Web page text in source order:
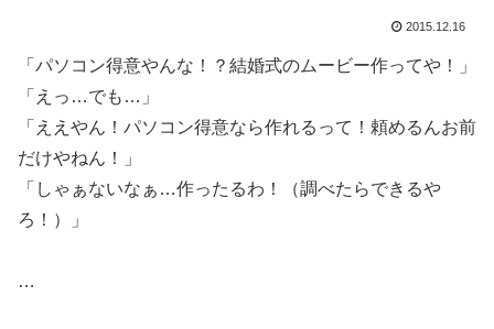
2015.12.16
「パソコン得意やんな！？結婚式のムービー作ってや！」
「えっ…でも…」
「ええやん！パソコン得意なら作れるって！頼めるんお前
だけやねん！」
「しゃぁないなぁ…作ったるわ！（調べたらできるや
ろ！）」
…